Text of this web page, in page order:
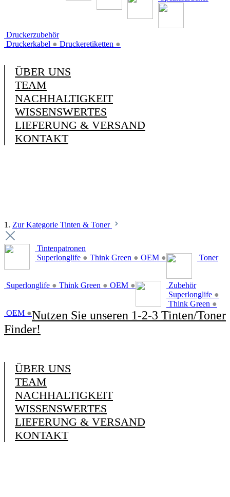
Druckerzubehör
Druckerkabel ● Druckeretiketten ●
ÜBER UNS
TEAM
NACHHALTIGKEIT
WISSENSWERTES
LIEFERUNG & VERSAND
KONTAKT
1. Zur Kategorie Tinten & Toner
Tintenpatronen
Superlonglife ● Think Green ● OEM ● Toner
Superlonglife ● Think Green ● OEM ●
Zubehör
Superlonglife ●
Think Green ●
OEM ●Nutzen Sie unseren 1-2-3 Tinten/Toner
Finder!
ÜBER UNS
TEAM
NACHHALTIGKEIT
WISSENSWERTES
LIEFERUNG & VERSAND
KONTAKT